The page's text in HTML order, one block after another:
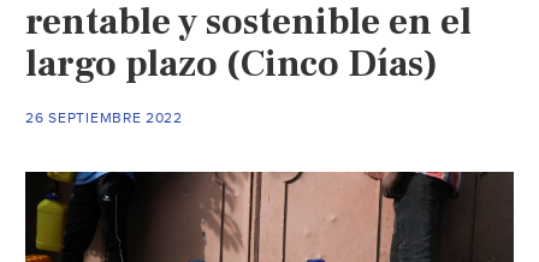
Agua
insta
a
la
social
la
rentable y sostenible en el
largo plazo (Cinco Días)
26 SEPTIEMBRE 2022